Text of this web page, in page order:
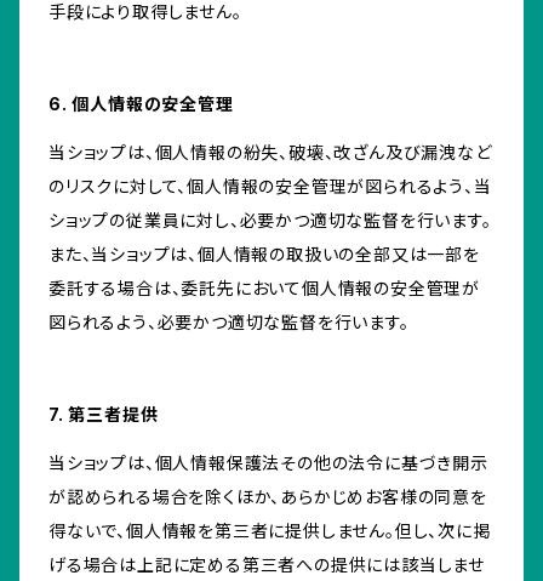
手段により取得しません。
6. 個人情報の安全管理
当ショップは、個人情報の紛失、破壊、改ざん及び漏洩など
のリスクに対して、個人情報の安全管理が図られるよう、当
ショップの従業員に対し、必要かつ適切な監督を行います。
また、当ショップは、個人情報の取扱いの全部又は一部を
委託する場合は、委託先において個人情報の安全管理が
図られるよう、必要かつ適切な監督を行います。
7. 第三者提供
当ショップは、個人情報保護法その他の法令に基づき開示
が認められる場合を除くほか、あらかじめお客様の同意を
得ないで、個人情報を第三者に提供しません。但し、次に掲
げる場合は上記に定める第三者への提供には該当しませ